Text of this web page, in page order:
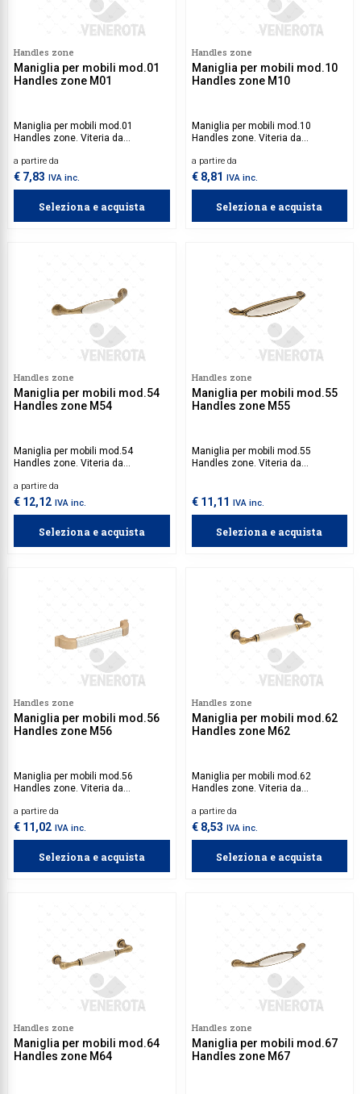
Handles zone
Maniglia per mobili mod.01
Handles zone M01
Maniglia per mobili mod.01
Handles zone. Viteria da
a partire da
€ 7,83 IVA inc.
Seleziona e acquista
Handles zone
Maniglia per mobili mod.10
Handles zone M10
Maniglia per mobili mod.10
Handles zone. Viteria da
a partire da
€ 8,81 IVA inc.
Seleziona e acquista
Handles zone
Maniglia per mobili mod.54
Handles zone M54
Maniglia per mobili mod.54
Handles zone. Viteria da
a partire da
€ 12,12 IVA inc.
Seleziona e acquista
Handles zone
Maniglia per mobili mod.55
Handles zone M55
Maniglia per mobili mod.55
Handles zone. Viteria da
€ 11,11 IVA inc.
Seleziona e acquista
Handles zone
Maniglia per mobili mod.56
Handles zone M56
Maniglia per mobili mod.56
Handles zone. Viteria da
a partire da
€ 11,02 IVA inc.
Seleziona e acquista
Handles zone
Maniglia per mobili mod.62
Handles zone M62
Maniglia per mobili mod.62
Handles zone. Viteria da
a partire da
€ 8,53 IVA inc.
Seleziona e acquista
Handles zone
Maniglia per mobili mod.64
Handles zone M64
Handles zone
Maniglia per mobili mod.67
Handles zone M67